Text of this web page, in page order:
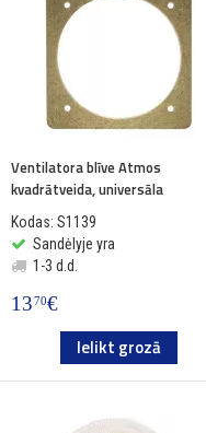
Ventilatora blīve Atmos
kvadrātveida, universāla
Kodas: S1139
Sandėlyje yra
1-3 d.d.
1370€
Ielikt grozā